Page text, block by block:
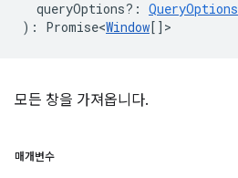
queryOptions? : QueryOptions
) : Promise<Window[] >
모든 창을 가져옵니다.
매개변수